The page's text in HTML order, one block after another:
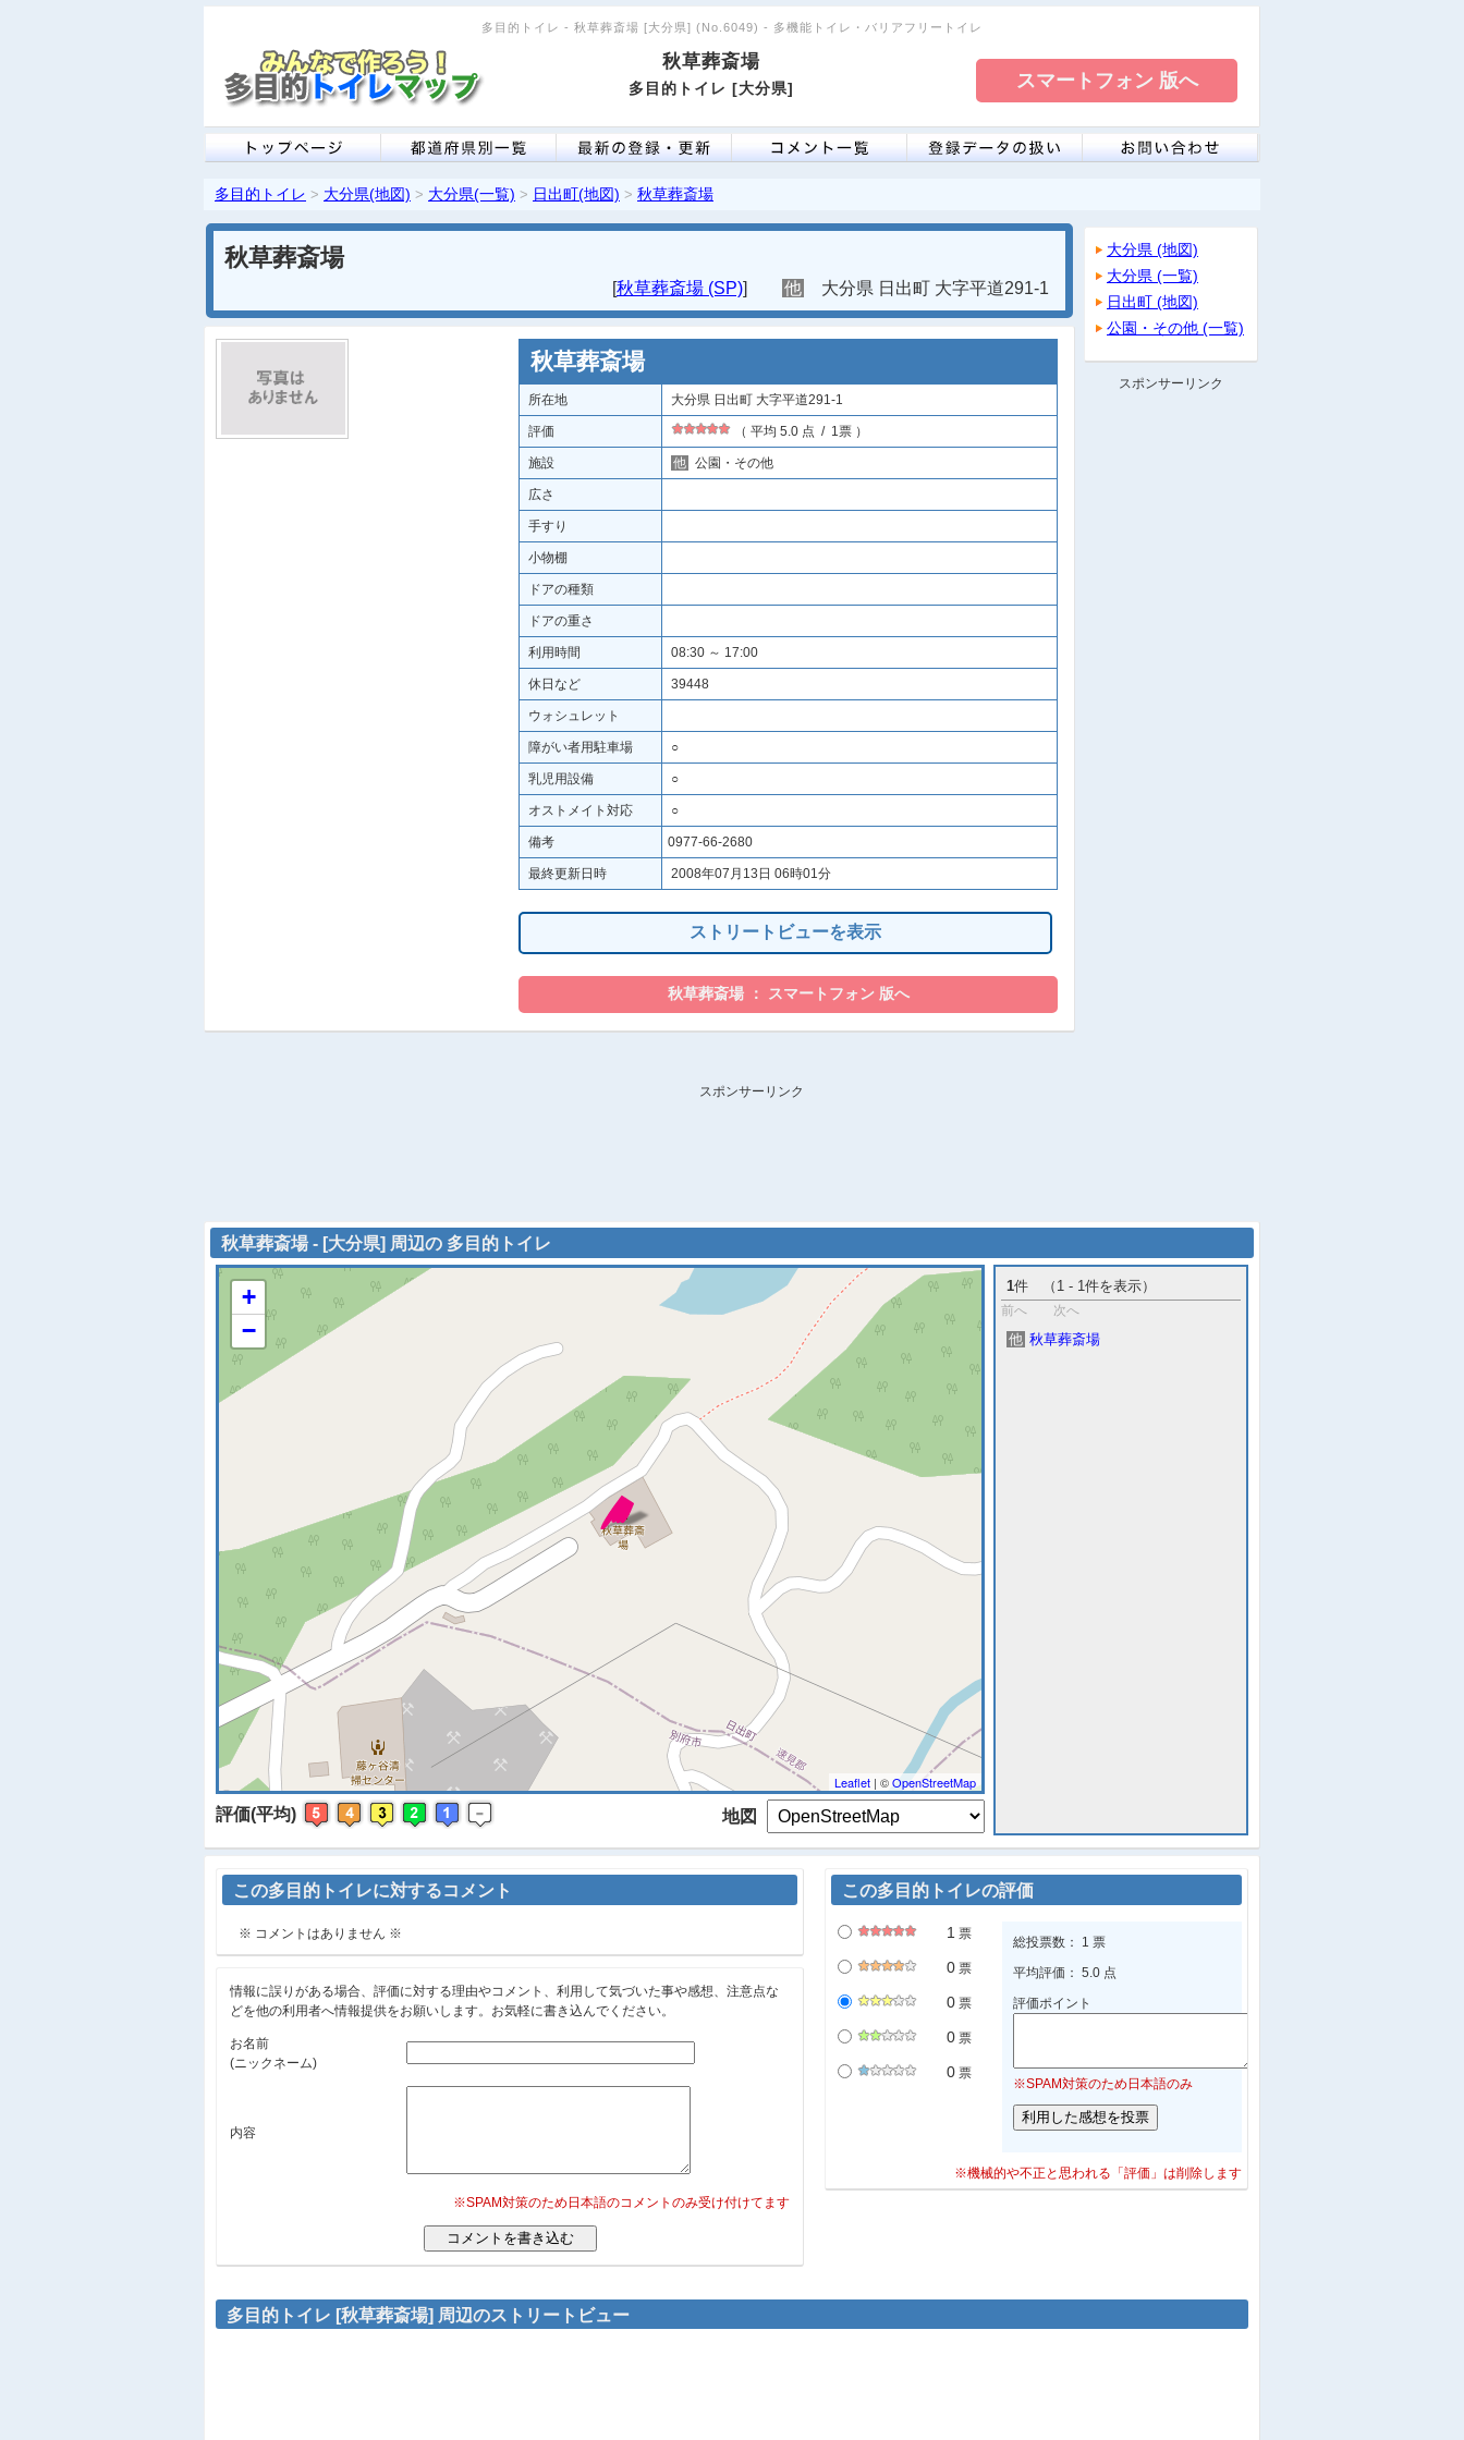
多目的トイレ - 秋草葬斎場 [大分県] (No.6049) - 多機能トイレ・バリアフリートイレ
秋草葬斎場
多目的トイレ [大分県]
多目的トイレ > 大分県(地図) > 大分県(一覧) > 日出町(地図) > 秋草葬斎場
秋草葬斎場
[秋草葬斎場 (SP)] 他 大分県 日出町 大字平道291-1
大分県 (地図)
大分県 (一覧)
日出町 (地図)
公園・その他 (一覧)
スポンサーリンク
秋草葬斎場
所在地 大分県 日出町 大字平道291-1
評価 （ 平均 5.0 点 / 1票 ）
施設 他 公園・その他
広さ
手すり
小物棚
ドアの種類
ドアの重さ
利用時間 08:30 ～ 17:00
休日など 39448
ウォシュレット
障がい者用駐車場 ○
乳児用設備 ○
オストメイト対応 ○
備考 0977-66-2680
最終更新日時 2008年07月13日 06時01分
ストリートビューを表示
スポンサーリンク
秋草葬斎場 - [大分県] 周辺の 多目的トイレ
※ マップを検索、表示中です ※
+
−
Leaflet | ©OpenStreetMap
評価(平均) 地図
1件 （1 - 1件を表示）
前へ 次へ
他 秋草葬斎場
この多目的トイレの評価
1 票
0 票
0 票
0 票
0 票
総投票数： 1 票
平均評価： 5.0 点
評価ポイント
※SPAM対策のため日本語のみ
※機械的や不正と思われる「評価」は削除します
この多目的トイレに対するコメント
※ コメントはありません ※
情報に誤りがある場合、評価に対する理由やコメント、利用して気づいた事や感想、注意点な
どを他の利用者へ情報提供をお願いします。お気軽に書き込んでください。
お名前
(ニックネーム)
内容
※SPAM対策のため日本語のコメントのみ受け付けてます
多目的トイレ [秋草葬斎場] 周辺のストリートビュー